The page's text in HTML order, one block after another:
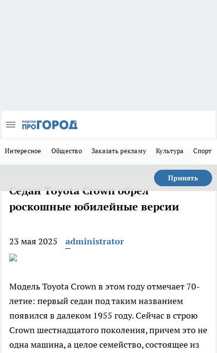
Интересное Общество Заказать рекламу Культура Спорт
Принять
Седан Toyota Crown обрел
роскошные юбилейные версии
23 мая 2025 administrator
Модель Toyota Crown в этом году отмечает 70-
летие: первый седан под таким названием
появился в далеком 1955 году. Сейчас в строю
Crown шестнадцатого поколения, причем это не
одна машина, а целое семейство, состоящее из